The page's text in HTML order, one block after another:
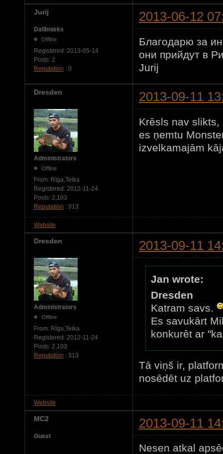
Jurij 2013-06-12
Dalībnieks
Offline
Registered: 2013-05-14
Posts: 2
Reputation : 0
Благодарю за
они прийдут в
Jurij
Dresden 2013-09-11
Administrators
Offline
From: Rīga,Teika
Registered: 2012-11-24
Posts: 2,103
Reputation : 313
Krēsls nav slikts,
es ņemtu
izvelkamajām
Website
Dresden 2013-09-11
Administrators
Offline
From: Rīga,Teika
Registered: 2012-11-24
Posts: 2,103
Reputation : 313
Jan wrote:
Dresden
Katram savs.
Es savukārt
konkurēt ar
Tā viņš ir,
nosēdēt uz
Website
MC2 2013-09-11
Guest
Nesen atkal